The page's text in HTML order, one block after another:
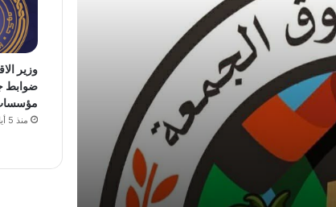
مركز الأرصاد الجوية يحذر من ذروة موجة
حارة و رطوبة عالية بمنتصف الأسبوع
الطرابلسي يطالب الدبيبة بـ”فرض السيطرة
بالقوة” ويكشف ثغرات أمنية في ملف
تهريب الوقود
الأرصاد الجوية تتوقع أجواءً صيفية معتدلة
وتحذر من السباحة في الشواطئ
وزير
ضوابط
منذ 5 أيام